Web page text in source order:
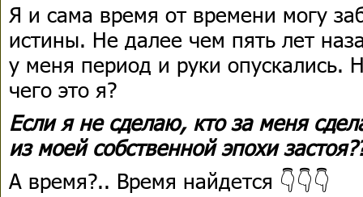
Я и сама время от времени могу
истины. Не далее чем пять лет
у меня период и руки опускались.
чего это я?
Если я не сделаю, кто за меня
из моей собственной эпохи
А время?.. Время найдется 👇👇👇